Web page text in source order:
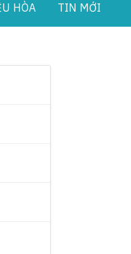
HÒA TIN MỚI